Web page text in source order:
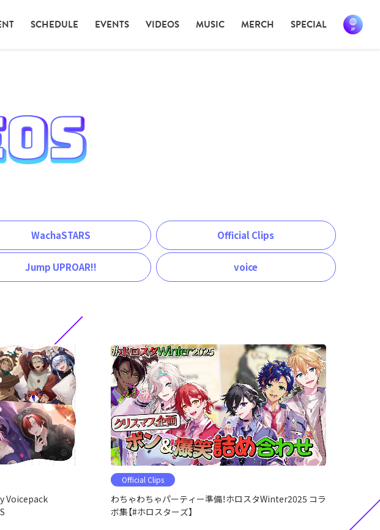
SCHEDULE EVENTS VIDEOS MUSIC MERCH SPECIAL
WachaSTARS Official Clips
Jump UPROAR!! voice
Voicepack
Official Clips
わちゃわちゃパーティー準備！ホロスタWinter2025 コラ
ボ集【#ホロスターズ】